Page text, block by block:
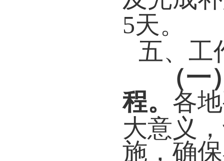
5天。
五、 工
（一
程。 各
大意义
施，确